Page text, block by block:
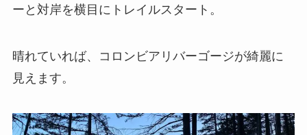
ーと対岸を横目にトレイルスタート。
晴れていれば、コロンビアリバーゴージが綺麗に
見えます。